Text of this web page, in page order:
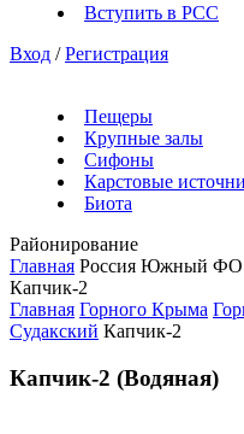
Вступить в РСС
Вход / Регистрация
Пещеры
Крупные залы
Сифоны
Карстовые
Биота
Районирование
Главная Россия Южный ФО
Капчик-2
Главная Горного Крыма
Судакский Капчик-2
Капчик-2 (Водяная)